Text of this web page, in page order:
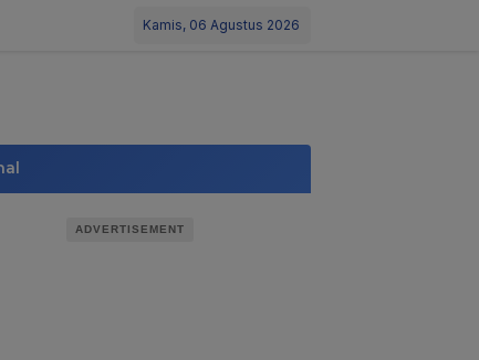
Kamis, 06 Agustus 2026
ADVERTISEMENT